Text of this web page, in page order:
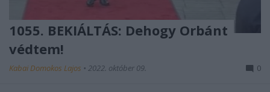
1055. BEKIÁLTÁS: Dehogy Orbánt
védtem!
Kabai Domokos Lajos • 2022. október 09. 0